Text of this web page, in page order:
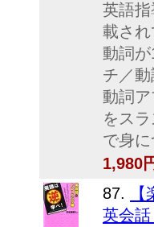
英語
載さ
動詞
チ／
動詞
をス
で身
1,980
87.
英会